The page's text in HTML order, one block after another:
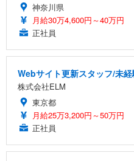
神奈川県
月給30万4,600円～40万円
正社員
Webサイト更新スタッフ/未
株式会社ELM
東京都
月給25万3,200円～50万円
正社員